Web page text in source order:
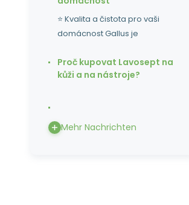
⭐ Kvalita a čistota pro vaši
domácnost Gallus je
Proč kupovat Lavosept na
kůži a na nástroje?
Mehr Nachrichten